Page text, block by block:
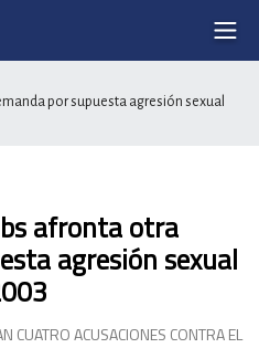
por supuesta agresión sexual
afronta otra
agresión sexual
CUATRO ACUSACIONES CONTRA EL